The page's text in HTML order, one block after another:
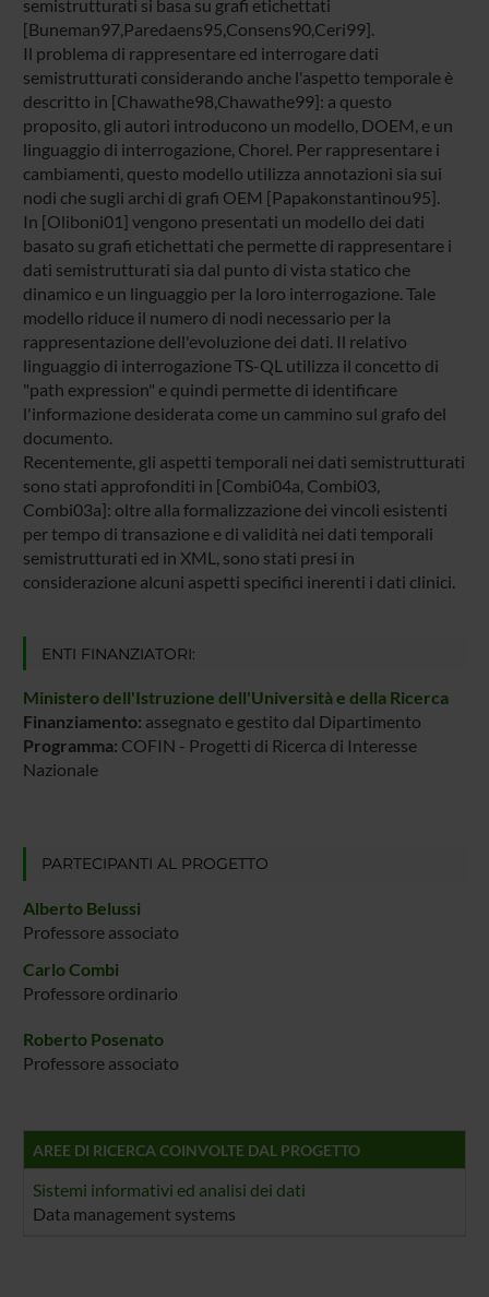
semistrutturati si basa su grafi etichettati
[Buneman97,Paredaens95,Consens90,Ceri99].
Il problema di rappresentare ed interrogare dati
semistrutturati considerando anche l'aspetto temporale è
descritto in [Chawathe98,Chawathe99]: a questo
proposito, gli autori introducono un modello, DOEM, e un
linguaggio di interrogazione, Chorel. Per rappresentare i
cambiamenti, questo modello utilizza annotazioni sia sui
nodi che sugli archi di grafi OEM [Papakonstantinou95].
In [Oliboni01] vengono presentati un modello dei dati
basato su grafi etichettati che permette di rappresentare i
dati semistrutturati sia dal punto di vista statico che
dinamico e un linguaggio per la loro interrogazione. Tale
modello riduce il numero di nodi necessario per la
rappresentazione dell'evoluzione dei dati. Il relativo
linguaggio di interrogazione TS-QL utilizza il concetto di
"path expression" e quindi permette di identificare
l'informazione desiderata come un cammino sul grafo del
documento.
Recentemente, gli aspetti temporali nei dati semistrutturati
sono stati approfonditi in [Combi04a, Combi03,
Combi03a]: oltre alla formalizzazione dei vincoli esistenti
per tempo di transazione e di validità nei dati temporali
semistrutturati ed in XML, sono stati presi in
considerazione alcuni aspetti specifici inerenti i dati clinici.
ENTI FINANZIATORI:
Ministero dell'Istruzione dell'Università e della Ricerca
Finanziamento: assegnato e gestito dal Dipartimento
Programma: COFIN - Progetti di Ricerca di Interesse
Nazionale
PARTECIPANTI AL PROGETTO
Alberto Belussi
Professore associato
Carlo Combi
Professore ordinario
Roberto Posenato
Professore associato
AREE DI RICERCA COINVOLTE DAL PROGETTO
Sistemi informativi ed analisi dei dati
Data management systems